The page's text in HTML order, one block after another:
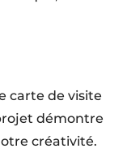
carte de visite
démontre
créativité.